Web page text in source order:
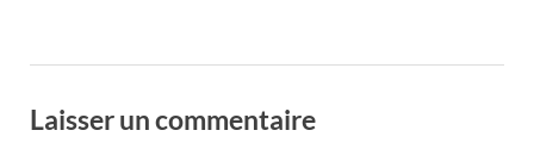
Laisser un commentaire